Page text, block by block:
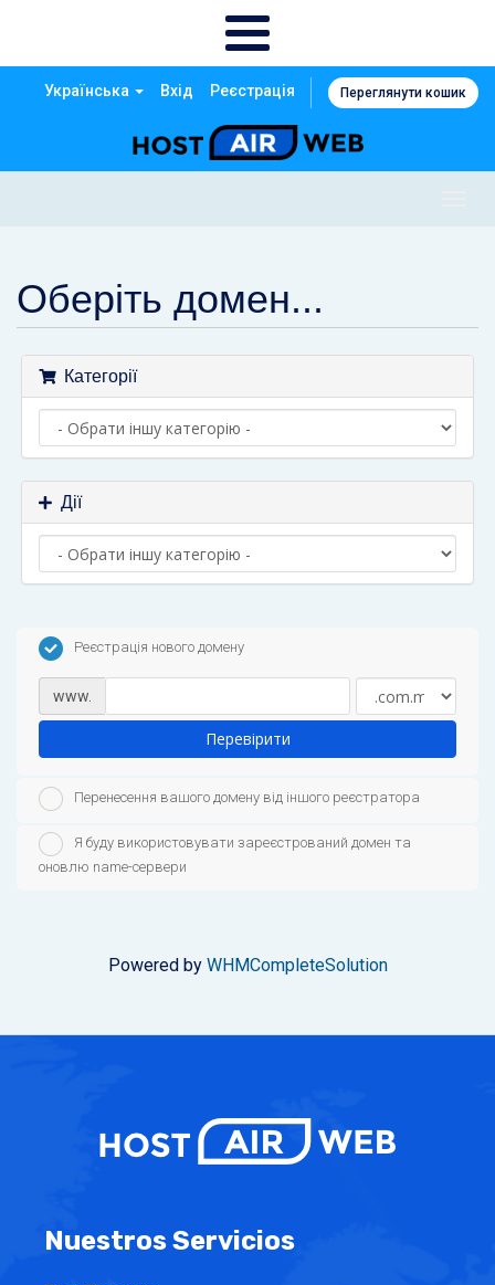
Українська Вхід Реєстрація Переглянути кошик
Оберіть домен...
Категорії
Дії
Реєстрація нового домену
www.
Перевірити
Перенесення вашого домену від іншого реєстратора
Я буду використовувати зареєстрований домен та
оновлю name-сервери
Powered by WHMCompleteSolution
Nuestros Servicios